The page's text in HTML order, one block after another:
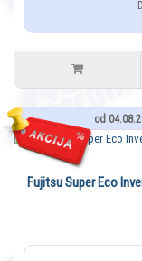
od
Fujitsu Super Eco